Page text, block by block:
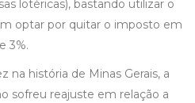
lotéricas), bastando utilizar o
optar por quitar o imposto em
3%.
na história de Minas Gerais, a
sofreu reajuste em relação a